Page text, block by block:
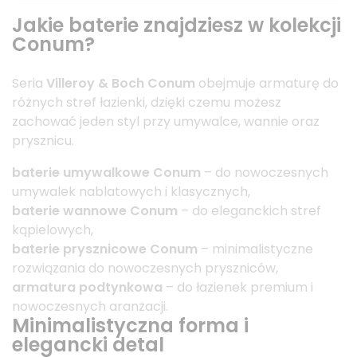
Jakie baterie znajdziesz w kolekcji
Conum?
Seria Villeroy & Boch Conum obejmuje armaturę do
różnych stref łazienki, dzięki czemu możesz
zachować jeden styl przy umywalce, wannie oraz
prysznicu.
baterie umywalkowe Conum – do nowoczesnych
umywalek nablatowych i klasycznych,
baterie wannowe Conum – do eleganckich stref
kąpielowych,
baterie prysznicowe Conum – minimalistyczne
rozwiązania do nowoczesnych pryszniców,
armatura podtynkowa – do łazienek premium i
nowoczesnych aranżacji.
Minimalistyczna forma i
elegancki detal